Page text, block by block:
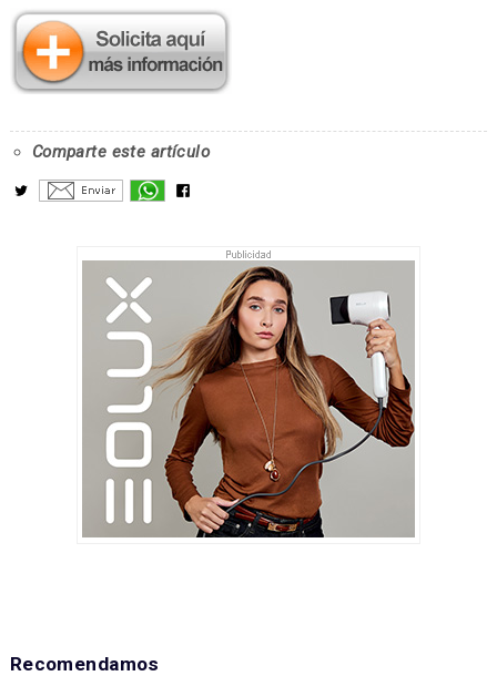
Comparte este artículo
Recomendamos